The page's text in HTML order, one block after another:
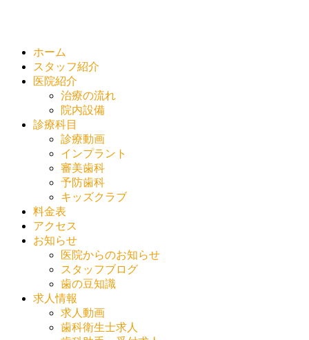
ホーム
スタッフ紹介
医院紹介
治療の流れ
院内設備
診療科目
診療動画
インプラント
審美歯科
予防歯科
キッズクラブ
料金表
アクセス
お知らせ
医院からのお知らせ
スタッフブログ
歯の豆知識
求人情報
求人動画
歯科衛生士求人